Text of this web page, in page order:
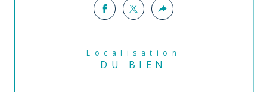
Localisation
DU BIEN